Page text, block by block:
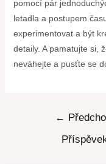
pomocí pár
letadla a postupem
experimentovat a být
detaily. A pamatujte si,
neváhejte a pusťte se
←